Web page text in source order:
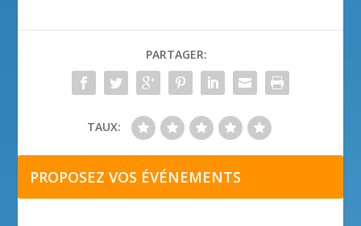
PARTAGER:
TAUX:
PROPOSEZ VOS ÉVÉNEMENTS